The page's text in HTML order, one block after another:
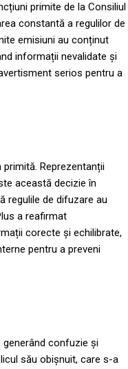
primite de la Consiliul
constantă a regulilor de
emisiuni au conținut
informații nevalidate și
serios pentru a
Reprezentanții
această decizie în
regulile de difuzare au
a reafirmat
corecte și echilibrate,
pentru a preveni
generând confuzie și
său obișnuit, care s-a